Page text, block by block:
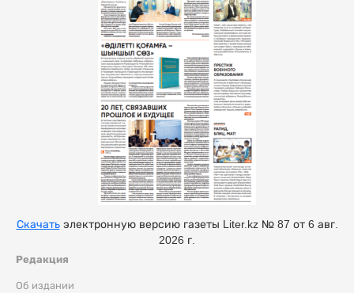
Редакция
Об издании
Скачатьэлектронную версию газеты Liter.kz № 87 от 6 авг.
2026 г.